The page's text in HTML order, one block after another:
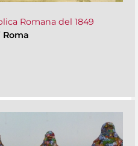
Romana del 1849
Roma